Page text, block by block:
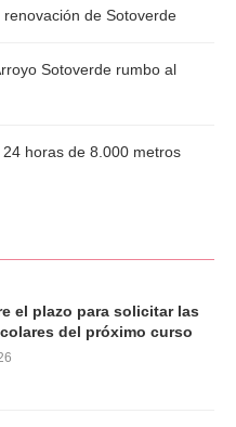
de Sotoverde
Sotoverde rumbo al
horas de 8.000 metros
el plazo para solicitar las
del próximo curso